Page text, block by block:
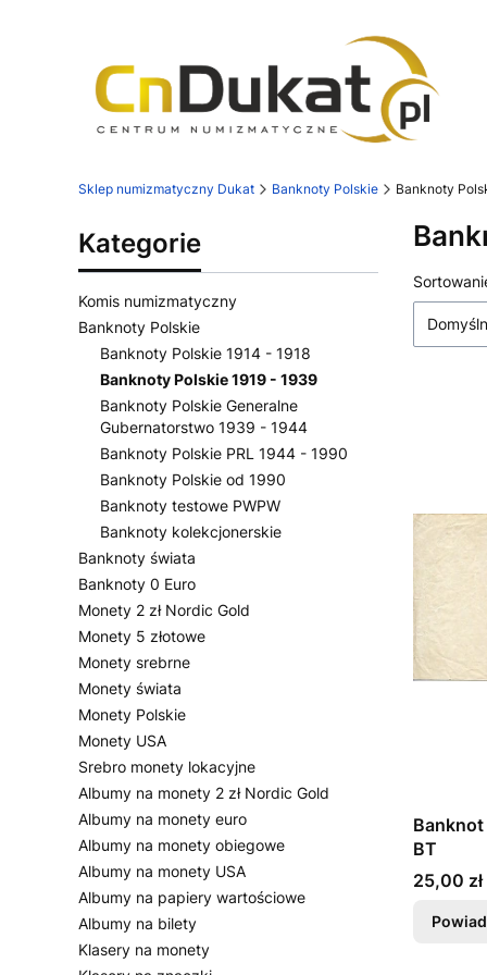
Sklep numizmatyczny Dukat Banknoty Polskie Banknoty
Kategorie
Komis numizmatyczny
Banknoty Polskie
Banknoty Polskie 1914 - 1918
Banknoty Polskie 1919 - 1939
Banknoty Polskie Generalne
Gubernatorstwo 1939 - 1944
Banknoty Polskie PRL 1944 - 1990
Banknoty Polskie od 1990
Banknoty testowe PWPW
Banknoty kolekcjonerskie
Banknoty świata
Banknoty 0 Euro
Monety 2 zł Nordic Gold
Monety 5 złotowe
Monety srebrne
Monety świata
Monety Polskie
Monety USA
Srebro monety lokacyjne
Albumy na monety 2 zł Nordic Gold
Albumy na monety euro
Albumy na monety obiegowe
Albumy na monety USA
Albumy na papiery wartościowe
Albumy na bilety
Klasery na monety
Lista
Banknot
BT
Cena
25,00 zł